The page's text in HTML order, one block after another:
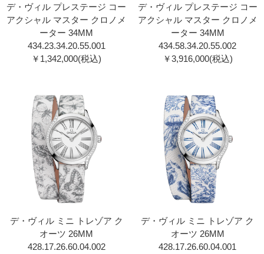
デ・ヴィル プレステージ コー
アクシャル マスター クロノメ
ーター 34MM
434.23.34.20.55.001
￥1,342,000(税込)
デ・ヴィル プレステージ コー
アクシャル マスター クロノメ
ーター 34MM
434.58.34.20.55.002
￥3,916,000(税込)
デ・ヴィル ミニ トレゾア ク
オーツ 26MM
428.17.26.60.04.002
デ・ヴィル ミニ トレゾア ク
オーツ 26MM
428.17.26.60.04.001